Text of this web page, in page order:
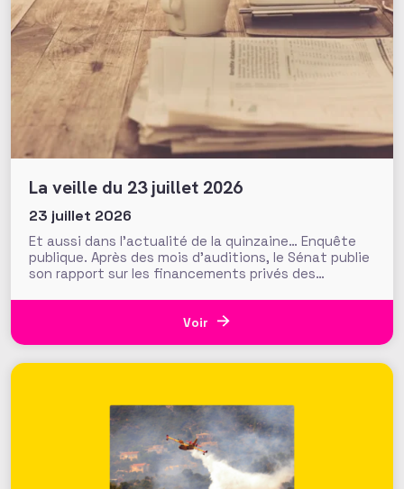
La veille du 23 juillet 2026
23 juillet 2026
Et aussi dans l’actualité de la quinzaine… Enquête
publique. Après des mois d’auditions, le Sénat publie
son rapport sur les financements privés des
influence croissante dans les domaines de l’intérêt
général. Fonds de dotation dormants, fondations
Voir